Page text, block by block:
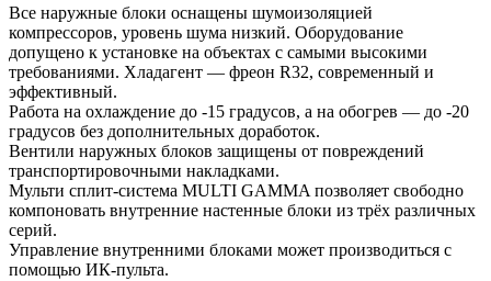
Все наружные блоки оснащены шумоизоляцией
компрессоров, уровень шума низкий. Оборудование
допущено к установке на объектах с самыми высокими
требованиями. Хладагент — фреон R32, современный и
эффективный.
Работа на охлаждение до -15 градусов, а на обогрев — до -20
градусов без дополнительных доработок.
Вентили наружных блоков защищены от повреждений
транспортировочными накладками.
Мульти сплит-система MULTI GAMMA позволяет свободно
компоновать внутренние настенные блоки из трёх различных
серий.
Управление внутренними блоками может производиться с
помощью ИК-пульта.